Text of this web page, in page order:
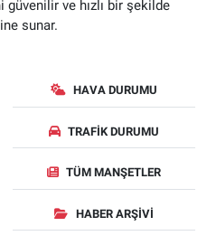
ve hızlı bir şekilde
sunar.
HAVA DURUMU
TRAFIK DURUMU
TÜM MANŞETLER
HABER ARŞIVI